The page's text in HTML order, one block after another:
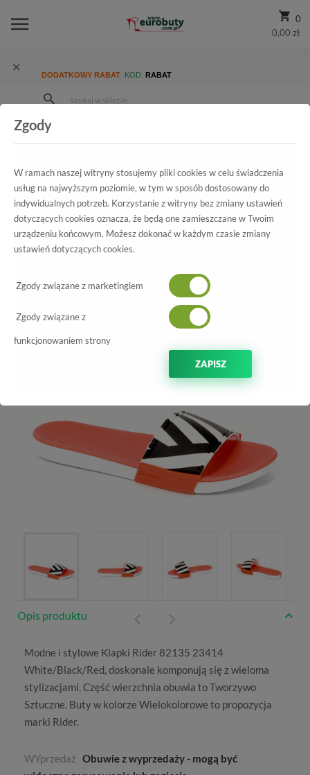
0
0,00 zł
DODATKOWY RABAT KOD: RABAT
Damskie
Klapki
Wszystkie produkty
82135 23414 White/Black/Red
Opis produktu
Modne i stylowe Klapki Rider 82135 23414
White/Black/Red, doskonale komponują się z wieloma
stylizacjami. Część wierzchnia obuwia toTworzywo
Sztuczne. Buty w kolorze Wielokolorowe to propozycja
marki Rider.
WYprzedaż Obuwie z wyprzedaży - mogą być
Zgody
W ramach naszej witryny stosujemy pliki cookies w celu świadczenia
usług na najwyższym poziomie, w tym w sposób dostosowany do
indywidualnych potrzeb. Korzystanie z witryny bez zmiany ustawień
dotyczących cookies oznacza, że będą one zamieszczane w Twoim
urządzeniu końcowym. Możesz dokonać w każdym czasie zmiany
ustawień dotyczących cookies.
Zgody związane z marketingiem
Zgody związane z
funkcjonowaniem strony
ZAPISZ